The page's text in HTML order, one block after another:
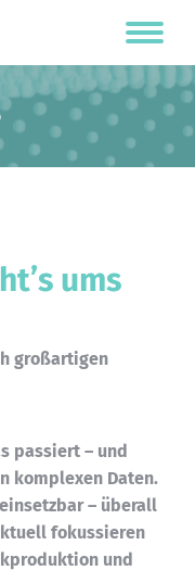
ums
großartigen
passiert – und
komplexen Daten.
– überall
fokussieren
und